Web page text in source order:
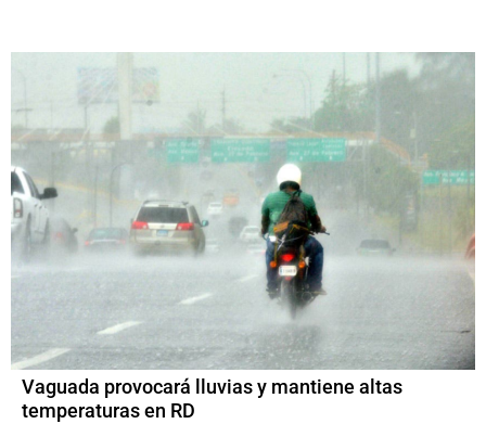
Vaguada provocará lluvias y mantiene altas
temperaturas en RD